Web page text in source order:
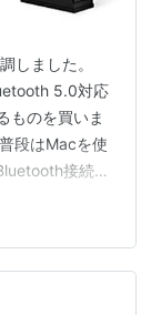
しました。
5.0対応
ものを買いま
段はMacを使
接続を
えで実現でき
し、Amazon
きました！ 同
新版】ワイ